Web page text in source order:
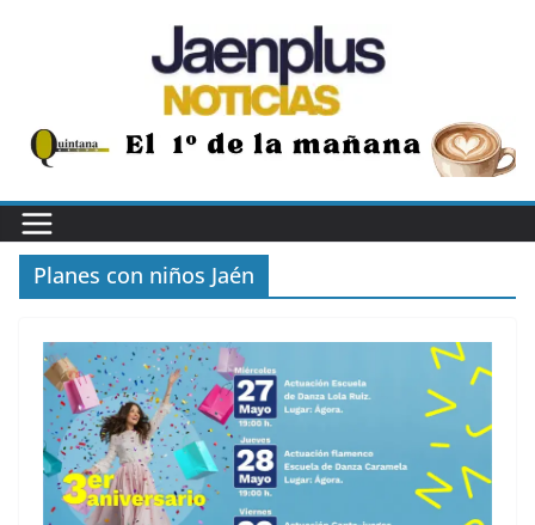
Planes con niños Jaén